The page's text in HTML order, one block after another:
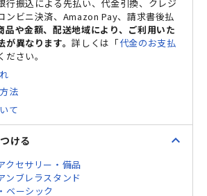
行振込による先払い、代金引換、クレジ
ンビニ決済、Amazon Pay、請求書後払
品や金額、配送地域により、ご利用いた
が異なります。詳しくは「代金のお支払
ださい。
法
て
ける expand_less
クセサリー・備品
ンブレラスタンド
ベーシック